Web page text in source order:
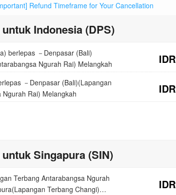
Refund Timeframe for Your Cancellation
Indonesia (DPS)
berlepas －Denpasar (Bali)
Ngurah Rai) Melangkah
－Denpasar (Bali)(Lapangan
Rai) Melangkah
Singapura (SIN)
Terbang Antarabangsa Ngurah
Terbang Changi)